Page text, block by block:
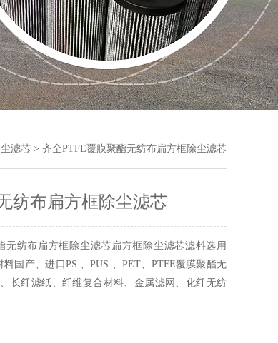
滤芯 > 齐全PTFE覆膜聚酯无纺布扁方框除尘滤芯
纺布扁方框除尘滤芯
无纺布扁方框除尘滤芯扁方框除尘滤芯滤料选用
国产、进口PS 、PUS 、PET、PTFE覆膜聚酯无
长纤滤纸、纤维复合材料、金属滤网、化纤无纺
打折技术,间隙均匀